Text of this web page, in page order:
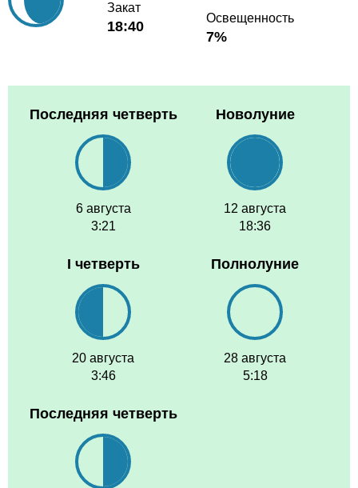
Закат
18:40
Освещенность
7%
Последняя четверть
6 августа
3:21
Новолуние
12 августа
18:36
I четверть
20 августа
3:46
Полнолуние
28 августа
5:18
Последняя четверть